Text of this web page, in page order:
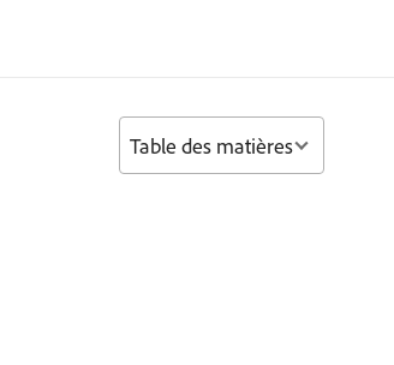
Table des matières